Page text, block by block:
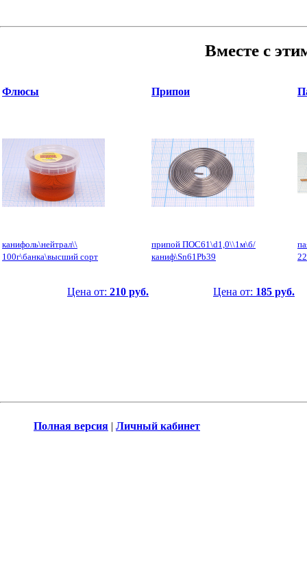
Вместе с
Флюсы
канифоль\нейтрал\\
100г\банка\высший сорт
Цена от: 210 руб.
Припои
припой ПОС61\d1,0\\1м\б/
каниф\Sn61Pb39
Цена от: 185 руб.
Полная версия | Личный кабинет